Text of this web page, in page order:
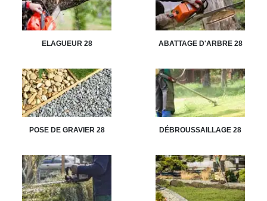
ELAGUEUR 28 ABATTAGE D'ARBRE 28
POSE DE GRAVIER 28 DÉBROUSSAILLAGE 28